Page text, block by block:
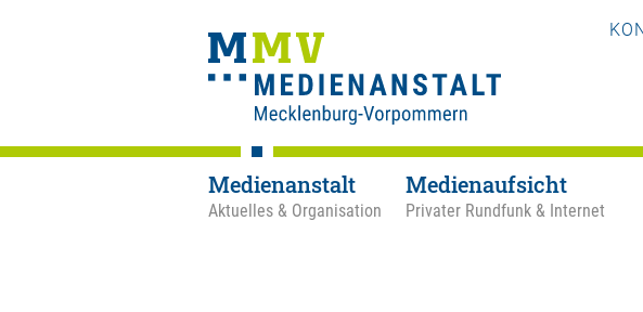
Medienanstalt
Aktuelles & Organisation
Medienaufsicht
Privater Rundfunk & Internet